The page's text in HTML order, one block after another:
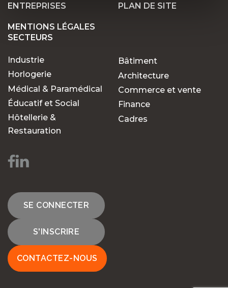
ENTREPRISES
MENTIONS LÉGALES
PLAN DE SITE
SECTEURS
Industrie
Horlogerie
Médical & Paramédical
Éducatif et Social
Hôtellerie &
Restauration
Bâtiment
Architecture
Commerce et vente
Finance
Cadres
SE CONNECTER
S'INSCRIRE
CONTACTEZ-NOUS